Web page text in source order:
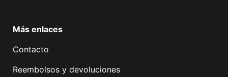
Más enlaces
Contacto
Reembolsos y devoluciones